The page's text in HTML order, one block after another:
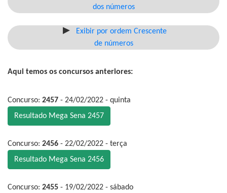
dos números
Exibir por ordem Crescente
de números
Aqui temos os concursos anteriores:
Concurso: 2457 - 24/02/2022 - quinta
Resultado Mega Sena 2457
Concurso: 2456 - 22/02/2022 - terça
Resultado Mega Sena 2456
Concurso: 2455 - 19/02/2022 - sábado